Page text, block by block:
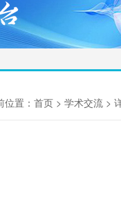
位置： 首页 > 学术交流 >